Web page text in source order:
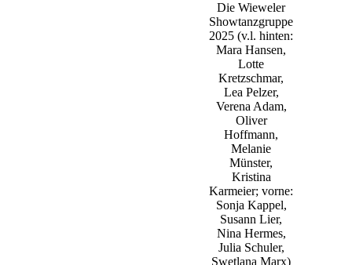
Die Wieweler
Showtanzgruppe
2025 (v.l. hinten:
Mara Hansen,
Lotte
Kretzschmar,
Lea Pelzer,
Verena Adam,
Oliver
Hoffmann,
Melanie
Münster,
Kristina
Karmeier; vorne:
Sonja Kappel,
Susann Lier,
Nina Hermes,
Julia Schuler,
Swetlana Marx)